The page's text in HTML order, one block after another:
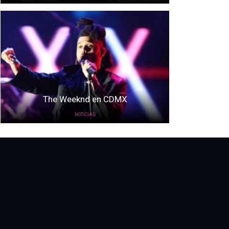
The Weeknd en CDMX
NOTICIAS